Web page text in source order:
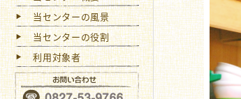
当センターの風景
当センターの役割
利用対象者